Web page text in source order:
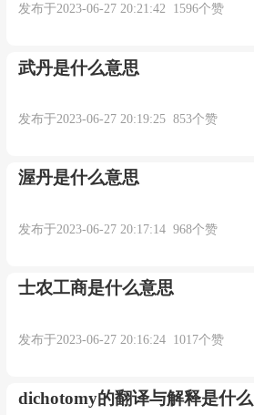
发布于2023-06-27 20:21:42 1596个赞
武丹是什么意思
发布于2023-06-27 20:19:25 853个赞
渥丹是什么意思
发布于2023-06-27 20:17:14 968个赞
士农工商是什么意思
发布于2023-06-27 20:16:24 1017个赞
dichotomy的翻译与解释是什么